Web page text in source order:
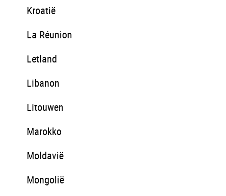
Kroatië
La Réunion
Letland
Libanon
Litouwen
Marokko
Moldavië
Mongolië